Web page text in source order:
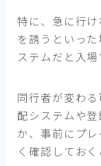
特に、急に行
を誘うといっ
ステムだと入場
同行者が変わ
配システムや
か、事前にプ
く確認しておく